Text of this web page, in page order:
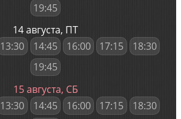
19:45
14 августа, ПТ
13:30 14:45 16:00 17:15
18:30
19:45
15 августа, СБ
13:30 14:45 16:00 17:15
18:30